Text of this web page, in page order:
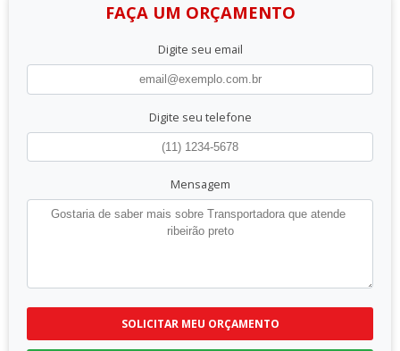
FAÇA UM ORÇAMENTO
Digite seu email
Digite seu telefone
Mensagem
SOLICITAR MEU ORÇAMENTO